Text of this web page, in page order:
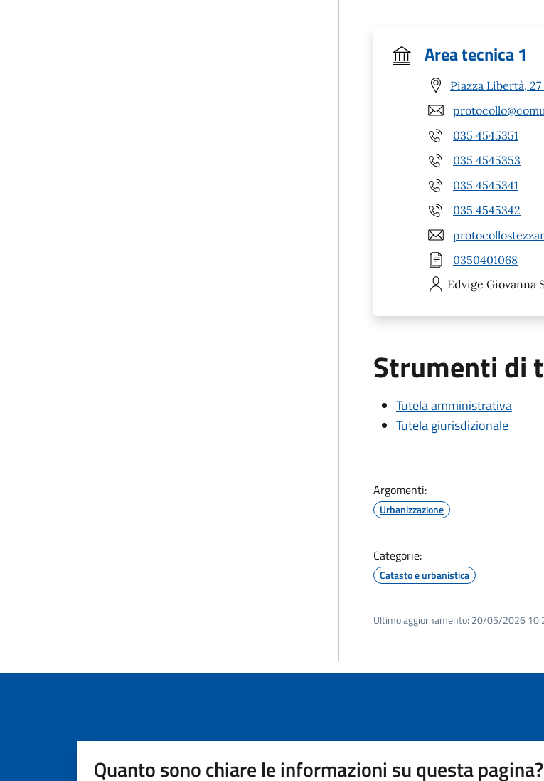
Area tecnica 1
Piazza Libertà,
035 4545351
035 4545353
035 4545341
035 4545342
0350401068
Edvige Giovanna
Strumenti di
Tutela amministrativa
Tutela giurisdizionale
Argomenti:
Urbanizzazione
Categorie:
Catasto e urbanistica
Ultimo aggiornamento: 20/05/2026
Quanto sono chiare le informazioni su questa pagina?